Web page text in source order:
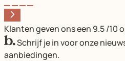
Klanten geven ons een 9.5/10
Schrijf je in voor onze
aanbiedingen.